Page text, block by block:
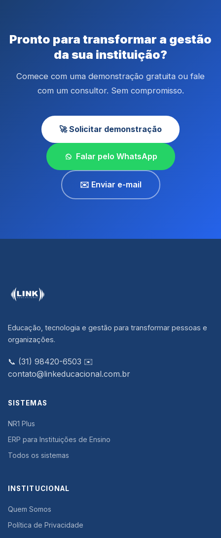
Pronto para transformar a gestão
da sua instituição?
Comece com uma demonstração gratuita ou fale
com um consultor. Sem compromisso.
🚀 Solicitar demonstração
Falar pelo WhatsApp
✉️ Enviar e-mail
Educação, tecnologia e gestão para transformar pessoas e
organizações.
📞 (31) 98420-6503 ✉️
contato@linkeducacional.com.br
SISTEMAS
NR1 Plus
ERP para Instituições de Ensino
Todos os sistemas
INSTITUCIONAL
Quem Somos
Política de Privacidade